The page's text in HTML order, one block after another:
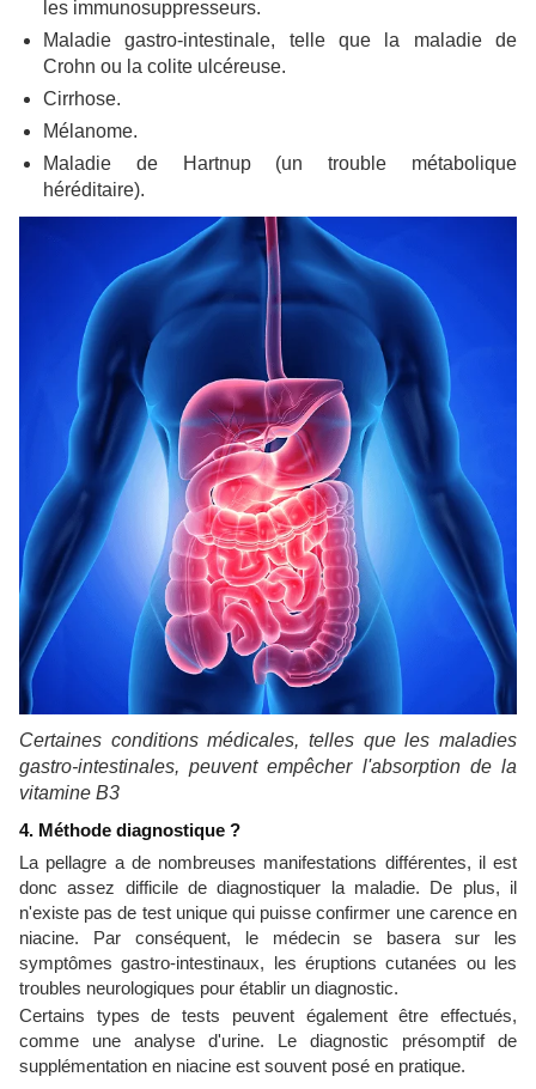
les immunosuppresseurs.
Maladie gastro-intestinale, telle que la maladie de
Crohn ou la colite ulcéreuse.
Cirrhose.
Mélanome.
Maladie de Hartnup (un trouble métabolique
héréditaire).
Certaines conditions médicales, telles que les maladies
gastro-intestinales, peuvent empêcher l'absorption de la
vitamine B3
4. Méthode diagnostique ?
La pellagre a de nombreuses manifestations différentes, il est
donc assez difficile de diagnostiquer la maladie. De plus, il
n'existe pas de test unique qui puisse confirmer une carence en
niacine. Par conséquent, le médecin se basera sur les
symptômes gastro-intestinaux, les éruptions cutanées ou les
troubles neurologiques pour établir un diagnostic.
Certains types de tests peuvent également être effectués,
comme une analyse d'urine. Le diagnostic présomptif de
supplémentation en niacine est souvent posé en pratique.